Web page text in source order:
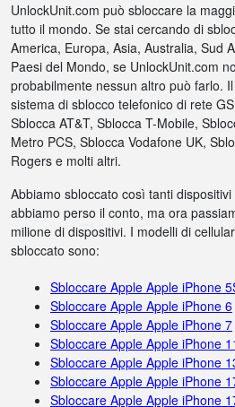
UnlockUnit.com può sbloccare la
tutto il mondo. Se stai cercando di
America, Europa, Asia, Australia, Sud
Paesi del Mondo, se UnlockUnit.com
probabilmente nessun altro può farlo.
sistema di sblocco telefonico di rete
Sblocca AT&T, Sblocca T-Mobile,
Metro PCS, Sblocca Vodafone UK,
Rogers e molti altri.
Abbiamo sbloccato così tanti
abbiamo perso il conto, ma ora
milione di dispositivi. I modelli di
sbloccato sono:
Sbloccare Apple Apple iPhone
Sbloccare Apple Apple iPhone 6
Sbloccare Apple Apple iPhone 7
Sbloccare Apple Apple iPhone
Sbloccare Apple Apple iPhone
Sbloccare Apple Apple iPhone
Sbloccare Apple Apple iPhone